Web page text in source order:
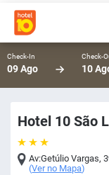
Check-In
09 Ago
Check-
10
Hotel 10 São
Av:Getúlio Vargas,
(Ver no Mapa)